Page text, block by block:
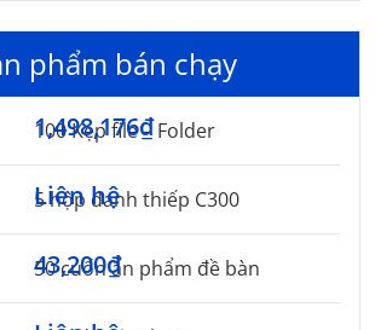
phẩm bán chạy
100 Kẹp file – Folder
1,498,176₫
5 hộp danh thiếp C300
Liên hệ
50 cuốn ấn phẩm đề bàn
43,200₫